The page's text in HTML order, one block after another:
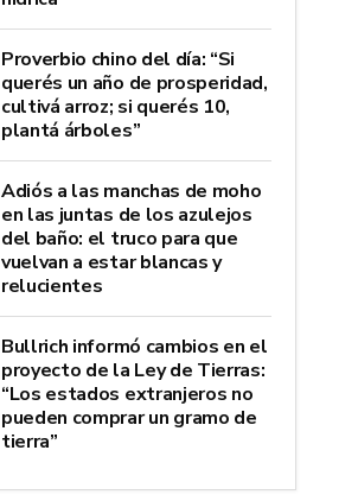
Proverbio chino del día: “Si
querés un año de prosperidad,
cultivá arroz; si querés 10,
plantá árboles”
Adiós a las manchas de moho
en las juntas de los azulejos
del baño: el truco para que
vuelvan a estar blancas y
relucientes
Bullrich informó cambios en el
proyecto de la Ley de Tierras:
“Los estados extranjeros no
pueden comprar un gramo de
tierra”